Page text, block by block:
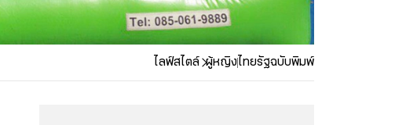
ไลฟ์สไตล์ ผู้หญิงไทยรัฐฉบับพิมพ์